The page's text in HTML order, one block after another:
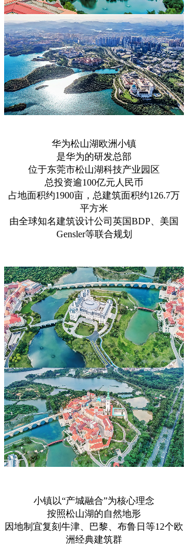
华为松山湖欧洲小镇
是华为的研发总部
位于东莞市松山湖科技产业园区
总投资逾100亿元人民币
占地面积约1900亩，总建筑面积约126.7万
平方米
由全球知名建筑设计公司英国BDP、美国
Gensler等联合规划
小镇以“产城融合”为核心理念
按照松山湖的自然地形
因地制宜复刻牛津、巴黎、布鲁日等12个欧
洲经典建筑群